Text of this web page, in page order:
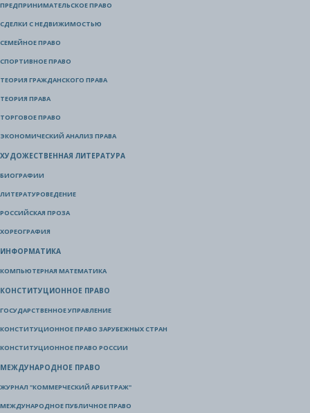
ПРЕДПРИНИМАТЕЛЬСКОЕ ПРАВО
СДЕЛКИ С НЕДВИЖИМОСТЬЮ
СЕМЕЙНОЕ ПРАВО
СПОРТИВНОЕ ПРАВО
ТЕОРИЯ ГРАЖДАНСКОГО ПРАВА
ТЕОРИЯ ПРАВА
ТОРГОВОЕ ПРАВО
ЭКОНОМИЧЕСКИЙ АНАЛИЗ ПРАВА
ХУДОЖЕСТВЕННАЯ ЛИТЕРАТУРА
БИОГРАФИИ
ЛИТЕРАТУРОВЕДЕНИЕ
РОССИЙСКАЯ ПРОЗА
ХОРЕОГРАФИЯ
ИНФОРМАТИКА
КОМПЬЮТЕРНАЯ МАТЕМАТИКА
КОНСТИТУЦИОННОЕ ПРАВО
ГОСУДАРСТВЕННОЕ УПРАВЛЕНИЕ
КОНСТИТУЦИОННОЕ ПРАВО ЗАРУБЕЖНЫХ СТРАН
КОНСТИТУЦИОННОЕ ПРАВО РОССИИ
МЕЖДУНАРОДНОЕ ПРАВО
ЖУРНАЛ "КОММЕРЧЕСКИЙ АРБИТРАЖ"
МЕЖДУНАРОДНОЕ ПУБЛИЧНОЕ ПРАВО